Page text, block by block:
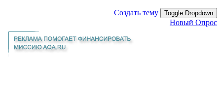
Создать тему Toggle Dropdown
Новый Опрос